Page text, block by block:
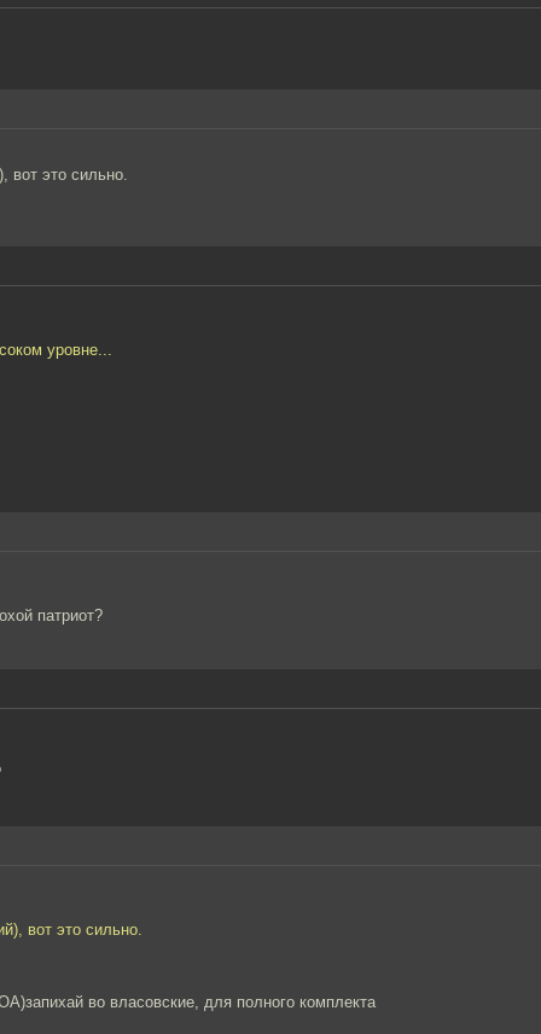
вот это сильно.
уровне...
патриот?
вот это сильно.
во власовские, для полного комплекта